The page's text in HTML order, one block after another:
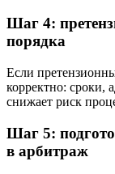
Шаг 4:
порядка
Если
корректно: сроки,
снижает риск
Шаг 5:
в арбитраж